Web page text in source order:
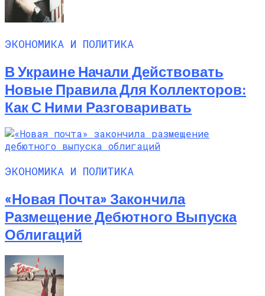
ЭКОНОМИКА И ПОЛИТИКА
В Украине Начали Действовать
Новые Правила Для Коллекторов:
Как С Ними Разговаривать
ЭКОНОМИКА И ПОЛИТИКА
«Новая Почта» Закончила
Размещение Дебютного Выпуска
Облигаций